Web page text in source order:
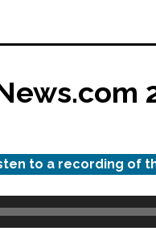
to a recording of